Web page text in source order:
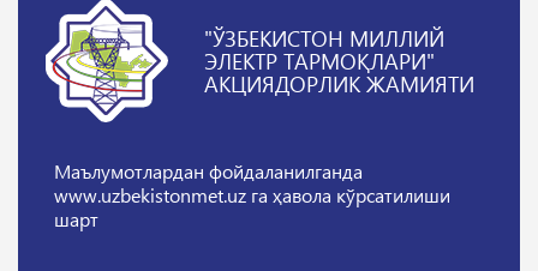
"ЎЗБЕКИСТОН МИЛЛИЙ
ЭЛЕКТР ТАРМОҚЛАРИ"
АКЦИЯДОРЛИК ЖАМИЯТИ
Маълумотлардан фойдаланилганда
www.uzbekistonmet.uz га ҳавола кўрсатилиши
шарт